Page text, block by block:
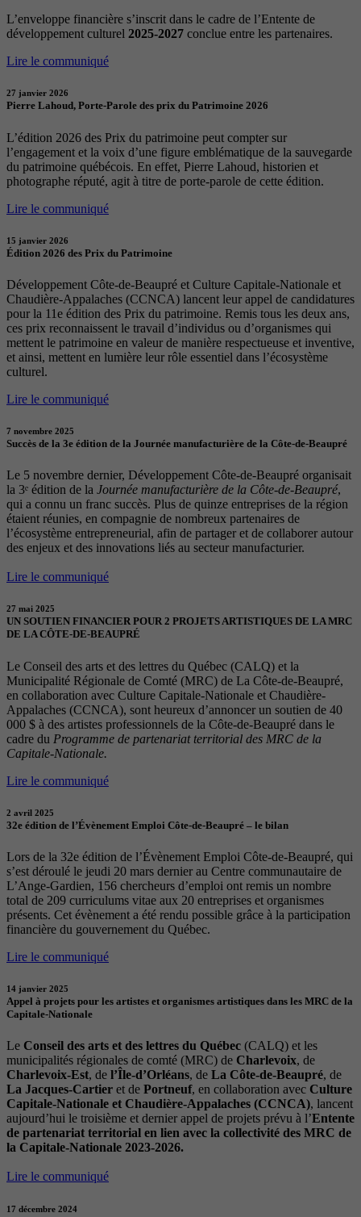
L’enveloppe financière s’inscrit dans le cadre de l’Entente de
développement culturel 2025-2027 conclue entre les partenaires.
Lire le communiqué
27 janvier 2026
Pierre Lahoud, Porte-Parole des prix du Patrimoine 2026
L’édition 2026 des Prix du patrimoine peut compter sur
l’engagement et la voix d’une figure emblématique de la sauvegarde
du patrimoine québécois. En effet, Pierre Lahoud, historien et
photographe réputé, agit à titre de porte-parole de cette édition.
Lire le communiqué
15 janvier 2026
Édition 2026 des Prix du Patrimoine
Développement Côte-de-Beaupré et Culture Capitale-Nationale et
Chaudière-Appalaches (CCNCA) lancent leur appel de candidatures
pour la 11e édition des Prix du patrimoine. Remis tous les deux ans,
ces prix reconnaissent le travail d’individus ou d’organismes qui
mettent le patrimoine en valeur de manière respectueuse et inventive,
et ainsi, mettent en lumière leur rôle essentiel dans l’écosystème
culturel.
Lire le communiqué
7 novembre 2025
Succès de la 3e édition de la Journée manufacturière de la Côte-de-Beaupré
Le 5 novembre dernier, Développement Côte-de-Beaupré organisait
la 3ᵉ édition de la Journée manufacturière de la Côte-de-Beaupré,
qui a connu un franc succès. Plus de quinze entreprises de la région
étaient réunies, en compagnie de nombreux partenaires de
l’écosystème entrepreneurial, afin de partager et de collaborer autour
des enjeux et des innovations liés au secteur manufacturier.
Lire le communiqué
27 mai 2025
UN SOUTIEN FINANCIER POUR 2 PROJETS ARTISTIQUES DE LA MRC
DE LA CÔTE-DE-BEAUPRÉ
Le Conseil des arts et des lettres du Québec (CALQ) et la
Municipalité Régionale de Comté (MRC) de La Côte-de-Beaupré,
en collaboration avec Culture Capitale-Nationale et Chaudière-
Appalaches (CCNCA), sont heureux d’annoncer un soutien de 40
000 $ à des artistes professionnels de la Côte-de-Beaupré dans le
cadre du Programme de partenariat territorial des MRC de la
Capitale-Nationale.
Lire le communiqué
2 avril 2025
32e édition de l’Évènement Emploi Côte-de-Beaupré – le bilan
Lors de la 32e édition de l’Évènement Emploi Côte-de-Beaupré, qui
s’est déroulé le jeudi 20 mars dernier au Centre communautaire de
L’Ange-Gardien, 156 chercheurs d’emploi ont remis un nombre
total de 209 curriculums vitae aux 20 entreprises et organismes
présents. Cet évènement a été rendu possible grâce à la participation
financière du gouvernement du Québec.
Lire le communiqué
14 janvier 2025
Appel à projets pour les artistes et organismes artistiques dans les MRC de la
Capitale-Nationale
Le Conseil des arts et des lettres du Québec (CALQ) et les
municipalités régionales de comté (MRC) de Charlevoix, de
Charlevoix-Est, de l’Île-d’Orléans, de La Côte-de-Beaupré, de
La Jacques-Cartier et de Portneuf, en collaboration avec Culture
Capitale-Nationale et Chaudière-Appalaches (CCNCA), lancent
aujourd’hui le troisième et dernier appel de projets prévu à l’Entente
de partenariat territorial en lien avec la collectivité des MRC de
la Capitale-Nationale 2023-2026.
Lire le communiqué
17 décembre 2024